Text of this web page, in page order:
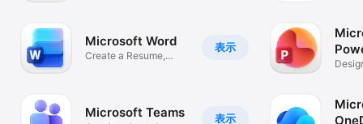
表示
Microsoft Word
Create a Resume,
表示
Microsoft Teams